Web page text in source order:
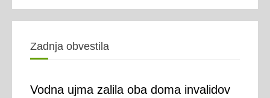
Zadnja obvestila
Vodna ujma zalila oba doma invalidov